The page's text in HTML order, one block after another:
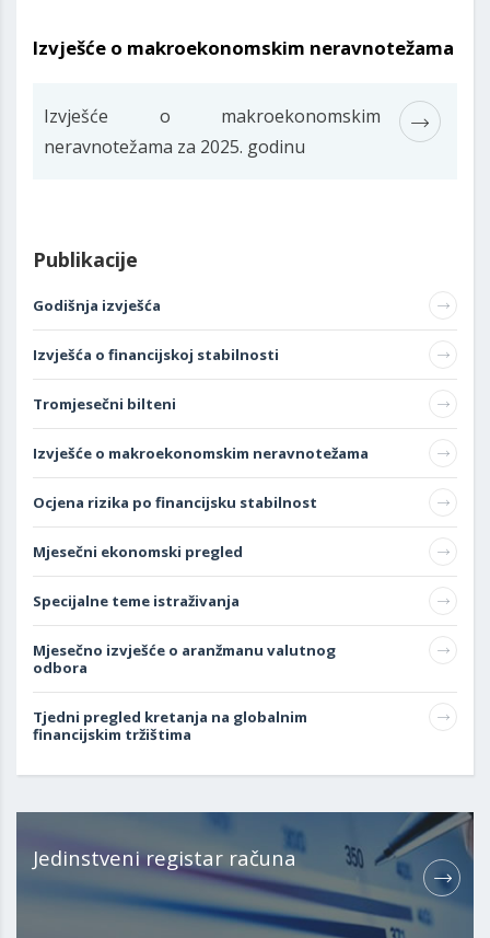
Izvješće o makroekonomskim neravnotežama
Izvješće o makroekonomskim
neravnotežama za 2025. godinu
Publikacije
Godišnja izvješća
Izvješća o financijskoj stabilnosti
Tromjesečni bilteni
Izvješće o makroekonomskim neravnotežama
Ocjena rizika po financijsku stabilnost
Mjesečni ekonomski pregled
Specijalne teme istraživanja
Mjesečno izvješće o aranžmanu valutnog
odbora
Tjedni pregled kretanja na globalnim
financijskim tržištima
Jedinstveni registar računa